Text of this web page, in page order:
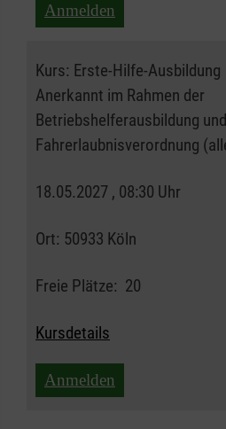
Anmelden
Kurs: Erste-Hilfe-Ausbildung
Anerkannt im Rahmen der
Betriebshelferausbildung und
Fahrerlaubnisverordnung
18.05.2027 , 08:30 Uhr
Ort: 50933 Köln
Freie Plätze: 20
Kursdetails
Anmelden